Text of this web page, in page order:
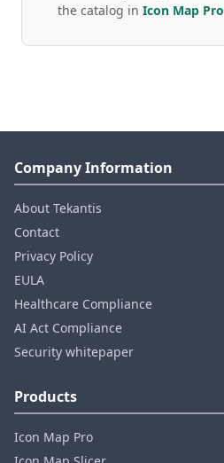
the catalog in Icon Map Pro
Company Information
About Tekantis
Contact
Privacy Policy
EULA
Healthcare Compliance
AI Act Compliance
Security whitepaper
Products
Icon Map Pro